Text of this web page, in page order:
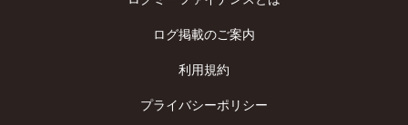
ログ掲載のご案内
利用規約
プライバシーポリシー